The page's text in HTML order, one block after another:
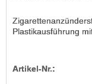
Plastikausführung
Artikel-Nr.: